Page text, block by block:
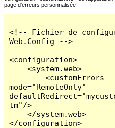
page d'erreurs personnalisée !
<!-- Fichier de
Web.Config -->
<configuration>
    <system.web>
        <customErrors
mode="RemoteOnly"
tm"/>
    </system.web>
</configuration>